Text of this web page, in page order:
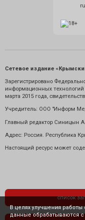
Сетевое издание
Зарегистрировано
информационных
марта 2015 года,
Учредитель: ООО "Информ
Главный редактор Синицын
Адрес: Россия. Республика
Настоящий ресурс может
список
В целях улучшения работы
данные обрабатываются